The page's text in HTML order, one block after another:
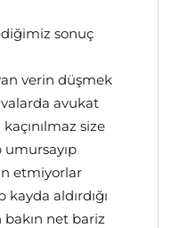
sonuç
verin düşmek
avukat
size
umursayıp
etmiyorlar
aldırdığı
bakın net bariz